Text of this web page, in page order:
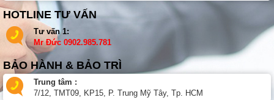
HOTLINE TƯ VẤN
Tư vấn 1:
Mr Đức 0902.985.781
BẢO HÀNH & BẢO TRÌ
Trung tâm :
7/12, TMT09, KP15, P. Trung Mỹ Tây, Tp. HCM